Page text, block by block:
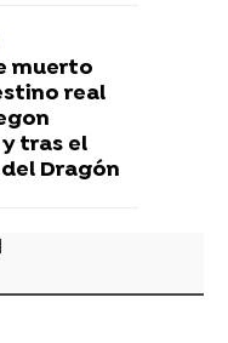
muerto
real
tras el
Dragón